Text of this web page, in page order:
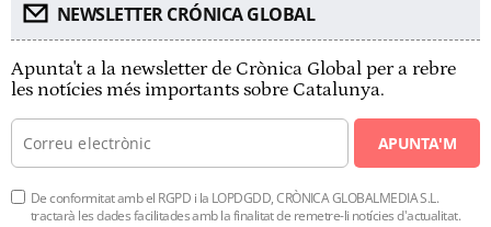
NEWSLETTER CRÓNICA GLOBAL
Apunta't a la newsletter de Crònica Global per a rebre
les notícies més importants sobre Catalunya.
APUNTA'M
De conformitat amb el RGPD i la LOPDGDD, CRÒNICA GLOBALMEDIA S.L.
tractarà les dades facilitades amb la finalitat de remetre-li notícies d'actualitat.